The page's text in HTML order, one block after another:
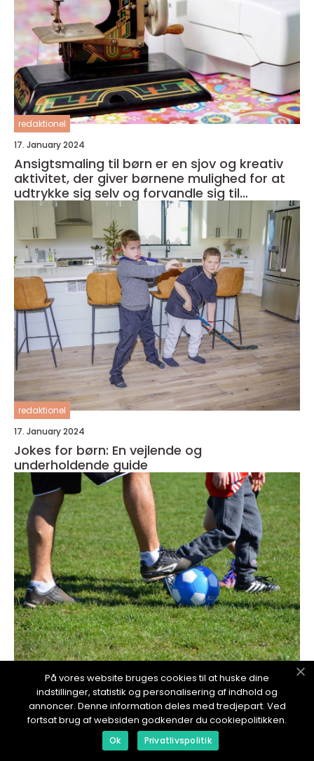
redaktionel
17. January 2024
Ansigtsmaling til børn er en sjov og kreativ
aktivitet, der giver børnene mulighed for at
udtrykke sig selv og forvandle sig til
fantasifulde væsner
redaktionel
17. January 2024
Jokes for børn: En vejlende og
underholdende guide
redaktionel
17. January 2024
Skrivebord til børn: Skab det ideelle
På vores website bruges cookies til at huske dine
indstillinger, statistik og personalisering af indhold og
annoncer. Denne information deles med tredjepart. Ved
fortsat brug af websiden godkender du cookiepolitikken.
Ok Privatlivspolitik